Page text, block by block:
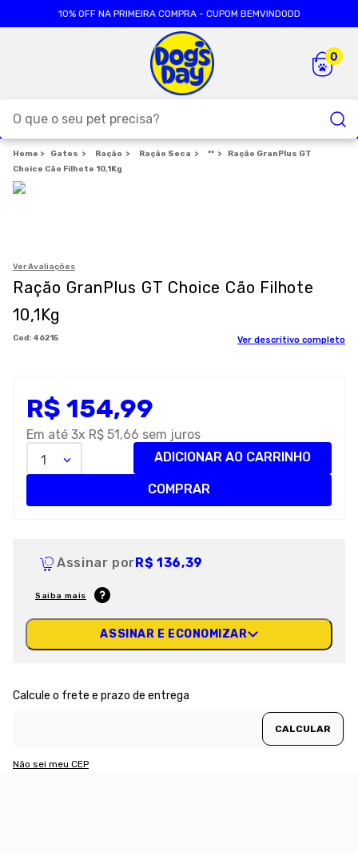
10% OFF NA PRIMEIRA COMPRA - CUPOM BEMVINDODD
Gatos Ração Ração Seca **
Ração GranPlus GT
Choice Cão Filhote 10,1Kg
Ver Avaliações
Ração GranPlus GT Choice Cão Filhote
10,1Kg
: 46215 Ver descritivo completo
R$ 154,99
Em até 3x R$ 51,66 sem juros
1
ADICIONAR AO CARRINHO
COMPRAR
Assinar porR$ 136,39
Saiba mais
ASSINAR E ECONOMIZAR
Não sei meu CEP
TERMOS MAIS BUSCADOS
5º
formula natural
9º
royal canin
10º pro plan